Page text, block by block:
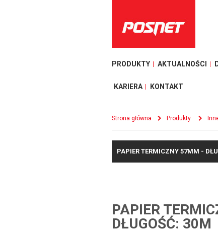
PRODUKTY AKTUALNOŚCI
KARIERA KONTAKT
Strona główna Produkty
PAPIER TERMICZNY 57MM -
PAPIER
DŁUGOŚĆ: 30M